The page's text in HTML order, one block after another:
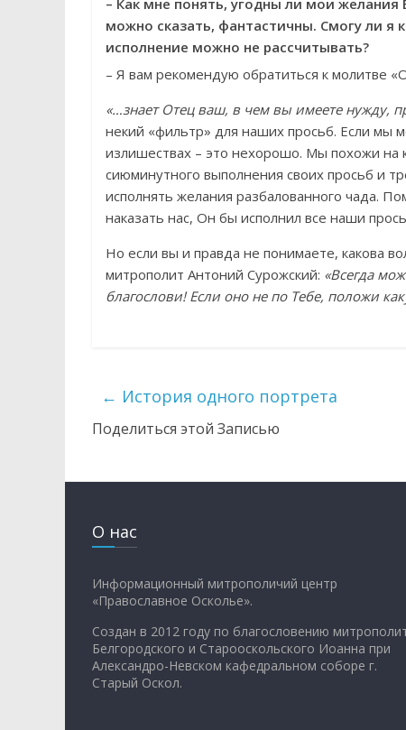
– Как мне понять, угодны ли мои
можно сказать, фантастичны. Смогу ли я
исполнение можно не рассчитывать?
– Я вам рекомендую обратиться к молитве
«…знает Отец ваш, в чем вы имеете нужду,
некий «фильтр» для наших просьб. Если мы
излишествах – это нехорошо. Мы похожи на
сиюминутного выполнения своих просьб и
исполнять желания разбалованного чада.
наказать нас, Он бы исполнил все наши
Но если вы и правда не понимаете, какова
митрополит Антоний Сурожский: «Всегда
благослови! Если оно не по Тебе, положи
← История одного портрета
Поделиться этой Записью
О нас
Информационный митрополичий центр
«Православное Осколье».
Создан в 2012 году по благословению
Белгородского и Старооскольского Иоанна при
Александро-Невском кафедральном соборе г.
Старый Оскол.